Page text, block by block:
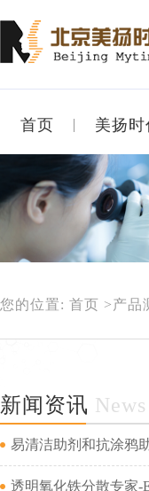
首页 美扬时
您的位置: 首页 >产品
新闻资讯 News